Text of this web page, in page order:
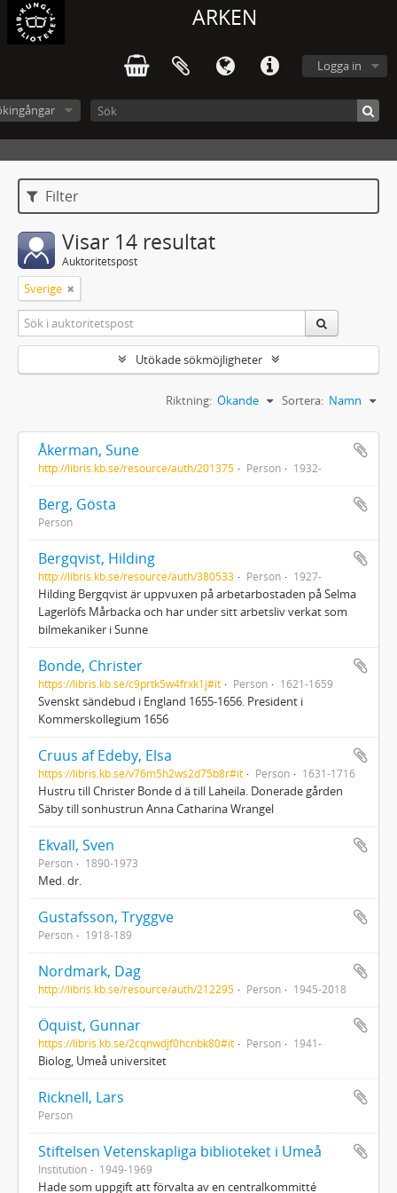
ARKEN
Logga in
Filter
Visar 14 resultat
Auktoritetspost
Sverige
Utökade sökmöjligheter
Sortera: Namn
Riktning: Ökande
Åkerman, Sune
http://libris.kb.se/resource/auth/201375 Person 1932-
Berg, Gösta
Person
Bergqvist, Hilding
http://libris.kb.se/resource/auth/380533 Person 1927-
Hilding Bergqvist är uppvuxen på arbetarbostaden på Selma
Lagerlöfs Mårbacka och har under sitt arbetsliv verkat som
bilmekaniker i Sunne
Bonde, Christer
https://libris.kb.se/c9prtk5w4frxk1j#it Person 1621-1659
Svenskt sändebud i England 1655-1656. President i
Kommerskollegium 1656
Cruus af Edeby, Elsa
https://libris.kb.se/v76m5h2ws2d75b8r#it Person 1631-1716
Hustru till Christer Bonde d ä till Laheila. Donerade gården
Säby till sonhustrun Anna Catharina Wrangel
Ekvall, Sven
Person 1890-1973
Med. dr.
Gustafsson, Tryggve
Person 1918-189
Nordmark, Dag
http://libris.kb.se/resource/auth/212295 Person 1945-2018
Öquist, Gunnar
https://libris.kb.se/2cqnwdjf0hcnbk80#it Person 1941-
Biolog, Umeå universitet
Ricknell, Lars
Person
Stiftelsen Vetenskapliga biblioteket i Umeå
Institution 1949-1969
Hade som uppgift att förvalta av en centralkommitté